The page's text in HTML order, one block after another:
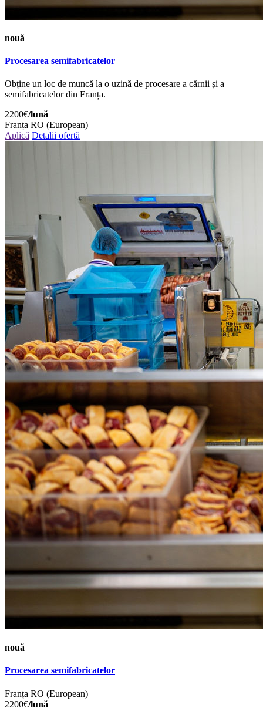
nouă
Procesarea semifabricatelor
Obține un loc de muncă la o uzină de procesare a cărnii și a
semifabricatelor din Franța.
2200€/lună
Franța RO (European)
Aplică Detalii ofertă
nouă
Procesarea semifabricatelor
Franța RO (European)
2200€/lună